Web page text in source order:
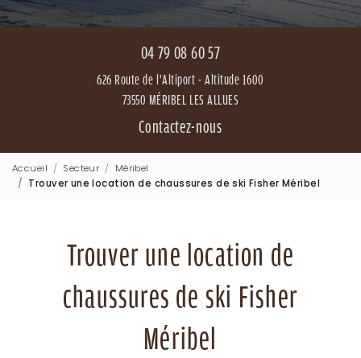
04 79 08 60 57
626 Route de l'Altiport - Altitude 1600
73550 MÉRIBEL LES ALLUES
Contactez-nous
Accueil Secteur
Méribel
Trouver une location de chaussures de ski Fisher Méribel
Trouver une location de
chaussures de ski Fisher
Méribel